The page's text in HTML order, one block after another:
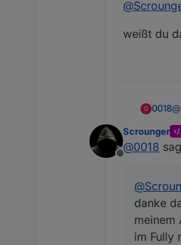
@
weißt du
0 0018@
Offline
Scrounger
@0018
@
danke
meinem
im Fully